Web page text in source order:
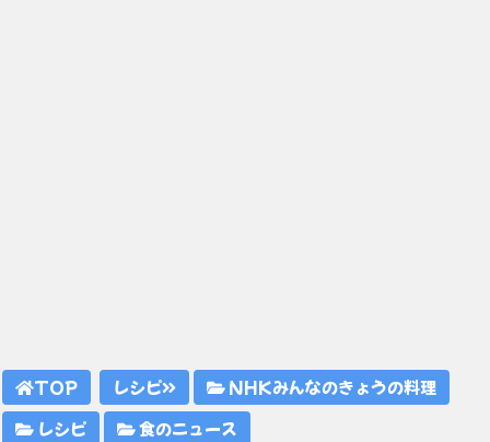
TOP レシピ
NHKみんなのきょうの料理
レシピ
食のニュース